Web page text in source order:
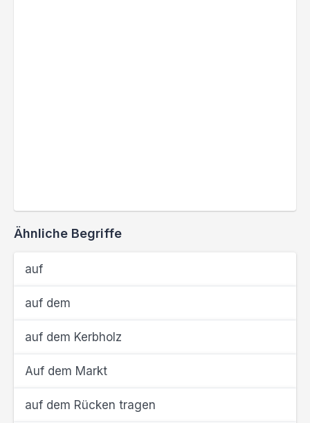
Ähnliche Begriffe
auf
auf dem
auf dem Kerbholz
Auf dem Markt
auf dem Rücken tragen